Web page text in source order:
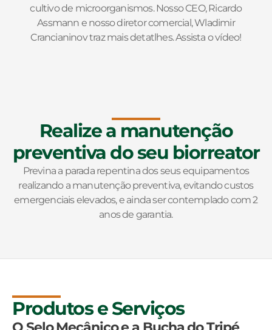
cultivo de microorganismos. Nosso CEO, Ricardo
Assmann e nosso diretor comercial, Wladimir
Crancianinov traz mais detatlhes. Assista o vídeo!
Realize a manutenção
preventiva do seu biorreator
Previna a parada repentina dos seus equipamentos
realizando a manutenção preventiva, evitando custos
emergenciais elevados, e ainda ser contemplado com 2
anos de garantia.
Produtos e Serviços